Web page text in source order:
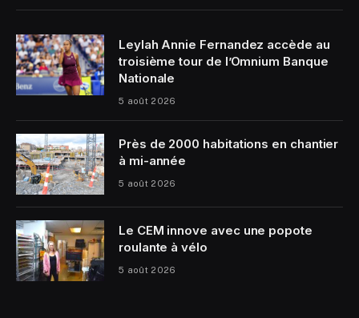
Leylah Annie Fernandez accède au
troisième tour de l’Omnium Banque
Nationale
5 août 2026
Près de 2000 habitations en chantier
à mi-année
5 août 2026
Le CEM innove avec une popote
roulante à vélo
5 août 2026